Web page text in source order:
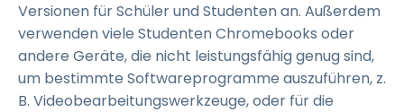
Versionen für Schüler und Studenten an. Außerdem
verwenden viele Studenten Chromebooks oder
andere Geräte, die nicht leistungsfähig genug sind,
um bestimmte Softwareprogramme auszuführen, z.
B. Videobearbeitungswerkzeuge, oder für die